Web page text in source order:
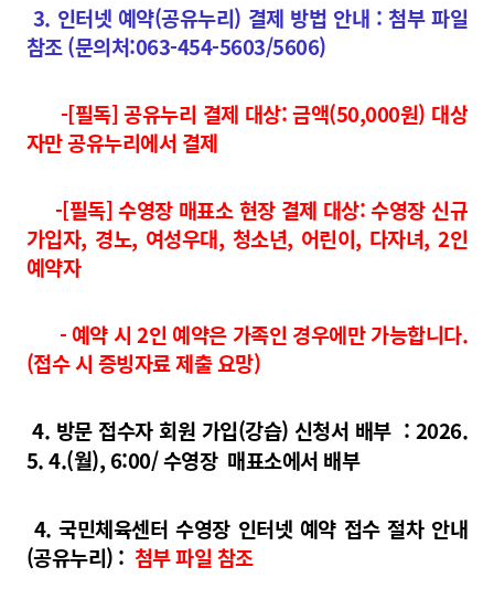
3. 인터넷 예약(공유누리) 결제 방법 안내 : 첨부 파일
참조(문의처:063-454-5603/5606)
-[필독] 공유누리 결제 대상: 금액(50,000원) 대상
자만 공유누리에서 결제
-[필독] 수영장 매표소 현장 결제 대상: 수영장 신규
가입자, 경노, 여성우대, 청소년, 어린이, 다자녀, 2인
예약자
- 예약 시 2인 예약은 가족인 경우에만 가능합니다.
(접수 시 증빙자료 제출 요망)
4. 방문 접수자 회원 가입(강습) 신청서 배부 : 2026.
5. 4.(월), 6:00/ 수영장 매표소에서 배부
4. 국민체육센터 수영장 인터넷 예약 접수 절차 안내
(공유누리) : 첨부 파일 참조